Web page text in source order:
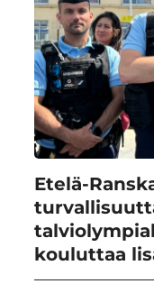
Etelä-
kouluttaa